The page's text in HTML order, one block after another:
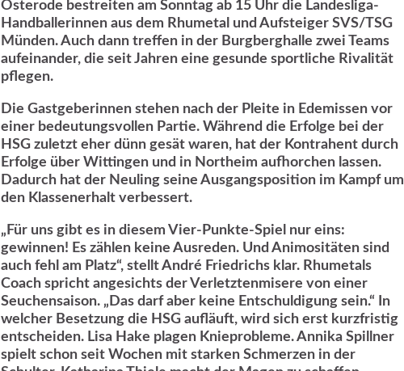
Osterode bestreiten am Sonntag ab 15 Uhr die Landesliga-
Handballerinnen aus dem Rhumetal und Aufsteiger SVS/TSG
Münden. Auch dann treffen in der Burgberghalle zwei Teams
aufeinander, die seit Jahren eine gesunde sportliche Rivalität
pflegen.
Die Gastgeberinnen stehen nach der Pleite in Edemissen vor
einer bedeutungsvollen Partie. Während die Erfolge bei der
HSG zuletzt eher dünn gesät waren, hat der Kontrahent durch
Erfolge über Wittingen und in Northeim aufhorchen lassen.
Dadurch hat der Neuling seine Ausgangsposition im Kampf um
den Klassenerhalt verbessert.
„Für uns gibt es in diesem Vier-Punkte-Spiel nur eins:
gewinnen! Es zählen keine Ausreden. Und Animositäten sind
auch fehl am Platz“, stellt André Friedrichs klar. Rhumetals
Coach spricht angesichts der Verletztenmisere von einer
Seuchensaison. „Das darf aber keine Entschuldigung sein.“ In
welcher Besetzung die HSG aufläuft, wird sich erst kurzfristig
entscheiden. Lisa Hake plagen Knieprobleme. Annika Spillner
spielt schon seit Wochen mit starken Schmerzen in der